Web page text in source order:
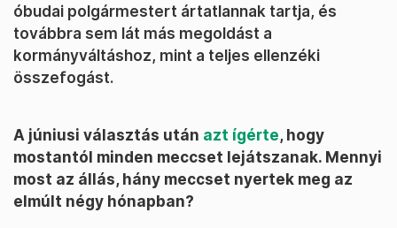
óbudai polgármestert ártatlannak tartja, és
továbbra sem lát más megoldást a
kormányváltáshoz, mint a teljes ellenzéki
összefogást.
A júniusi választás után azt ígérte, hogy
mostantól minden meccset lejátszanak. Mennyi
most az állás, hány meccset nyertek meg az
elmúlt négy hónapban?